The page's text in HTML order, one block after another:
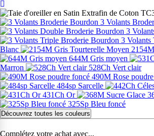
3 Volants
3
3 Volants
Blanc
644M Gris moyen
Marron
528Ch Vert clair
490M Rose
484sp Sarcelle
431Ch Or
325Sp Bleu foncé
Découvrez toutes les couleurs
Complétez votre achat avec...